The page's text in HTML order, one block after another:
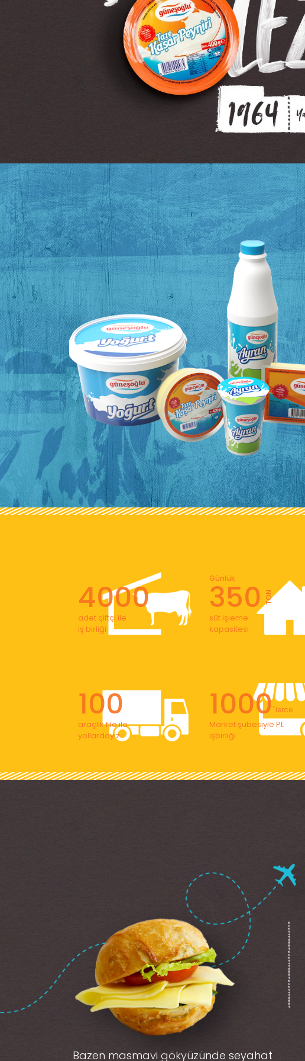
4000
adet çiftçi ile
iş birliği
350
Günlük
TON
süt işleme
kapasitesi
100
araçlık filo ile
yollardayız
1000' lerce
Market şubesiyle PL
işbirliği
Bazen masmavi gökyüzünde seyahat